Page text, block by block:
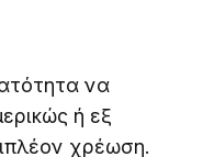
να
ή εξ
χρέωση.